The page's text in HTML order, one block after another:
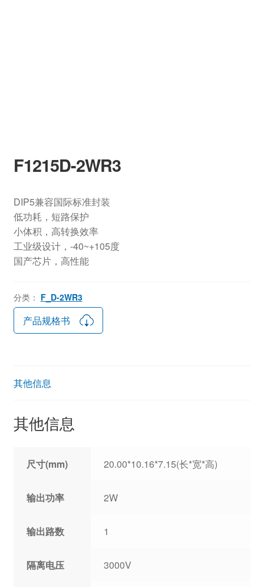
F1215D-2WR3
DIP5兼容国际标准封装
低功耗，短路保护
小体积，高转换效率
工业级设计，-40~+105度
国产芯片，高性能
分类： F_D-2WR3
产品规格书
其他信息
其他信息
尺寸(mm) 20.00*10.16*7.15(长*宽*高)
输出功率 2W
输出路数 1
隔离电压 3000V